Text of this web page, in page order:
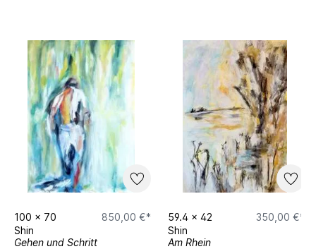
100 x 70
850,00 €*
Shin
Gehen und Schritt
59.4 x 42
350,00 €*
Shin
Am Rhein